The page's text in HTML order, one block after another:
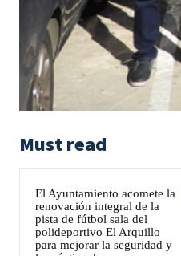
Must read
El Ayuntamiento acomete la
renovación integral de la
pista de fútbol sala del
polideportivo El Arquillo
para mejorar la seguridad y